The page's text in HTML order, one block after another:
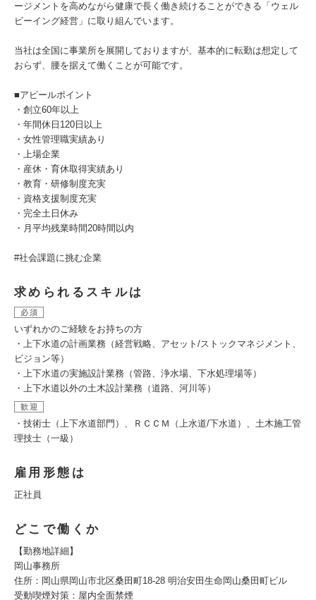
ージメントを高めながら健康で長く働き続けることができる「ウェル
ビーイング経営」に取り組んでいます。
当社は全国に事業所を展開しておりますが、基本的に転勤は想定して
おらず、腰を据えて働くことが可能です。
■アピールポイント
・創立60年以上
・年間休日120日以上
・女性管理職実績あり
・上場企業
・産休・育休取得実績あり
・教育・研修制度充実
・資格支援制度充実
・完全土日休み
・月平均残業時間20時間以内
#社会課題に挑む企業
求められるスキルは
必須
いずれかのご経験をお持ちの方
・上下水道の計画業務（経営戦略、アセット/ストックマネジメント、
ビジョン等）
・上下水道の実施設計業務（管路、浄水場、下水処理場等）
・上下水道以外の土木設計業務（道路、河川等）
歓迎
・技術士（上下水道部門）、ＲＣＣＭ（上水道/下水道）、土木施工管
理技士（一級）
雇用形態は
正社員
どこで働くか
【勤務地詳細】
岡山事務所
住所：岡山県岡山市北区桑田町18-28 明治安田生命岡山桑田町ビル
受動喫煙対策：屋内全面禁煙